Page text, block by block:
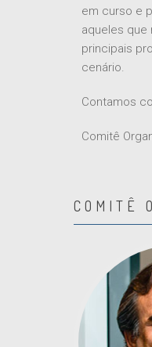
em curso e
aqueles que
principais
cenário.
Contamos
Comitê
COMITÊ